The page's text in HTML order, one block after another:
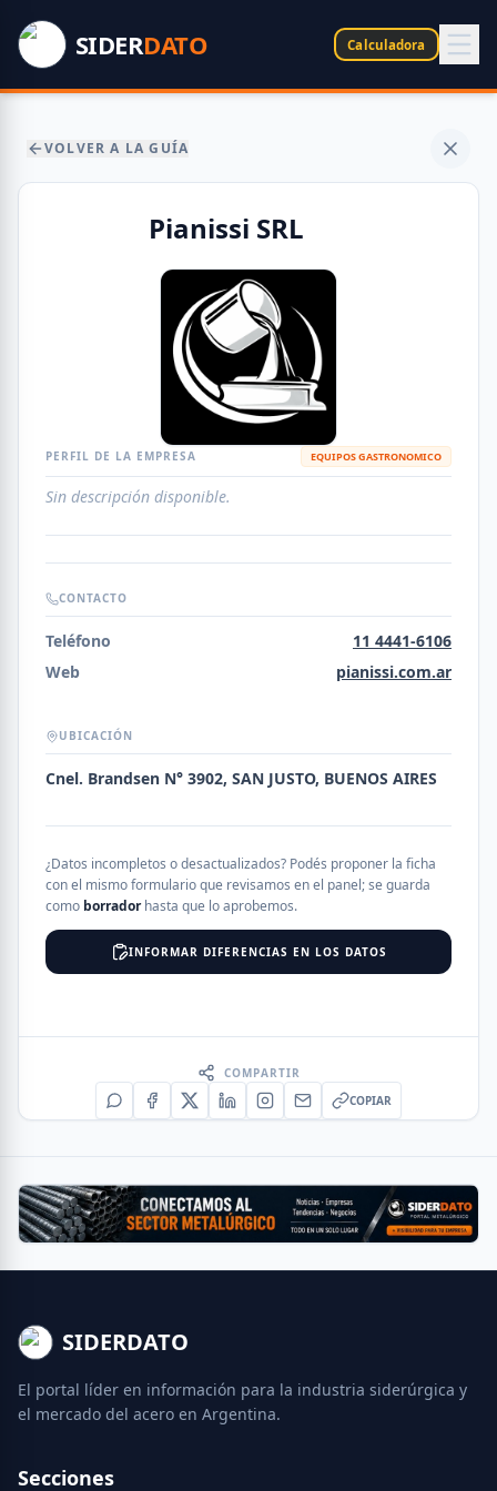
SIDERDATO Calculadora
VOLVER A LA GUÍA
Pianissi SRL
PERFIL DE LA EMPRESA EQUIPOS GASTRONOMICO
Sin descripción disponible.
CONTACTO
Teléfono
11 4441-6106
Web
pianissi.com.ar
UBICACIÓN
Cnel. Brandsen N° 3902, SAN JUSTO, BUENOS AIRES
¿Datos incompletos o desactualizados? Podés proponer la ficha
con el mismo formulario que revisamos en el panel; se guarda
como borradorhasta que lo aprobemos.
INFORMAR DIFERENCIAS EN LOS DATOS
COMPARTIR
COPIAR
SIDERDATO
El portal líder en información para la industria siderúrgica y
el mercado del acero en Argentina.
Secciones